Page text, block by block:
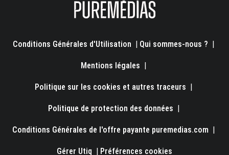
Conditions Générales d'Utilisation | Qui sommes-nous ? |
Mentions légales |
Politique sur les cookies et autres traceurs |
Politique de protection des données |
Conditions Générales de l'offre payante puremedias.com |
Gérer Utiq | Préférences cookies